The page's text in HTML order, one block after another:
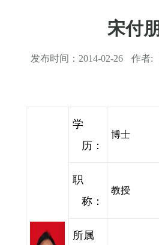
宋付朋
发布时间： 2014-02-26 作者:
学
历：
博士
职
称：
教授
所属